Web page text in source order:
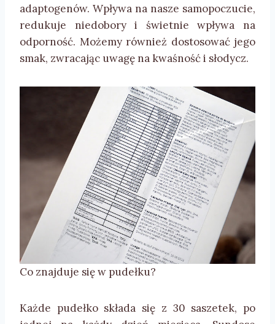
adaptogenów. Wpływa na nasze samopoczucie,
redukuje niedobory i świetnie wpływa na
odporność. Możemy również dostosować jego
smak, zwracając uwagę na kwaśność i słodycz.
Co znajduje się w pudełku?
Każde pudełko składa się z 30 saszetek, po